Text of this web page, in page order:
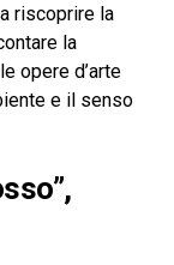
riscoprire la
la
opere d’arte
e il senso